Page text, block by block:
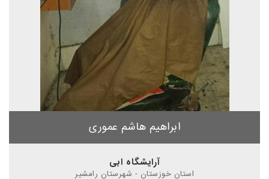
ابراهیم هاشم عموری
آرایشگاه ابی
استان خوزستان - شهرستان رامشیر